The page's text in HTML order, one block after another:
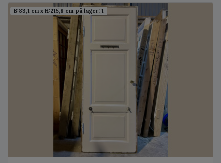
B:83,1 cm x H:215,8 cm, på lager: 1